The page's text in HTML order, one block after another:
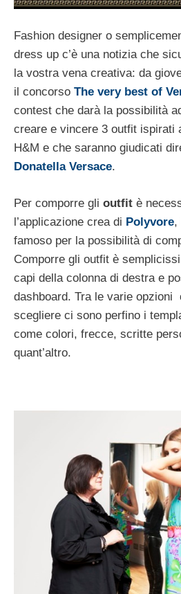
Fashion designer o
dress up c’è una notizia che
la vostra vena creativa: da
il concorso The very best of
contest che darà la possibilità
creare e vincere 3 outfit ispirati
H&M e che saranno giudicati
Donatella Versace.
Per comporre gli outfit è
l’applicazione crea di Polyvore,
famoso per la possibilità di
Comporre gli outfit è
capi della colonna di destra e
dashboard. Tra le varie opzioni
scegliere ci sono perfino i
come colori, frecce, scritte
quant’altro.